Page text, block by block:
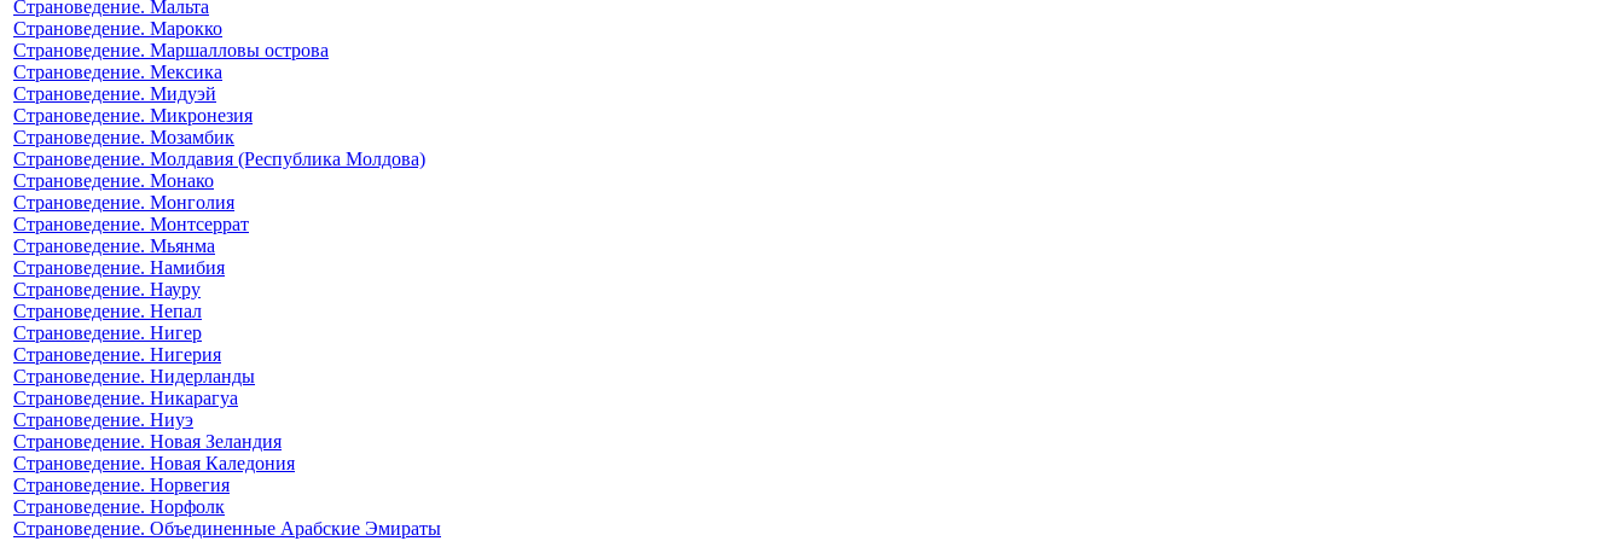
Страноведение. Мальта
Страноведение. Марокко
Страноведение. Маршалловы острова
Страноведение. Мексика
Страноведение. Мидуэй
Страноведение. Микронезия
Страноведение. Мозамбик
Страноведение. Молдавия (Республика Молдова)
Страноведение. Монако
Страноведение. Монголия
Страноведение. Монтсеррат
Страноведение. Мьянма
Страноведение. Намибия
Страноведение. Науру
Страноведение. Непал
Страноведение. Нигер
Страноведение. Нигерия
Страноведение. Нидерланды
Страноведение. Никарагуа
Страноведение. Ниуэ
Страноведение. Новая Зеландия
Страноведение. Новая Каледония
Страноведение. Норвегия
Страноведение. Норфолк
Страноведение. Объединенные Арабские Эмираты